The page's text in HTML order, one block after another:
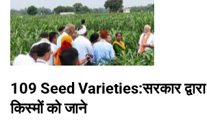
109 Seed Varieties:सरकार द्वारा
किस्मों को जाने